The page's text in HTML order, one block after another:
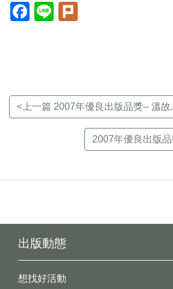
Facebook(另
開
Line(另
開
<上一篇 2007年優良出版品獎-- 溫故
2007年優良出版
出版動態
想找好活動